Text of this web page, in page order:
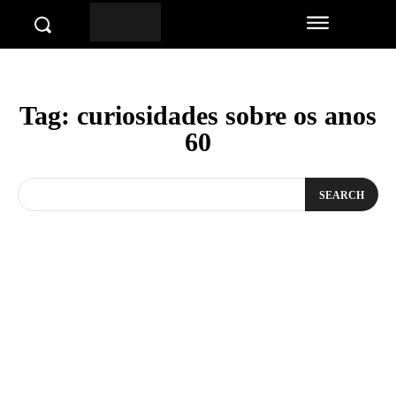
Tag: curiosidades sobre os anos
60
SEARCH